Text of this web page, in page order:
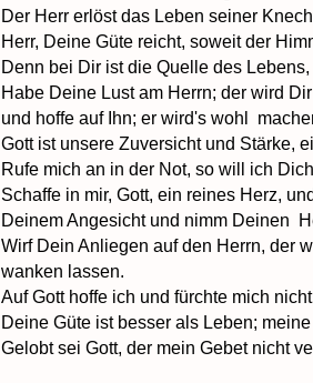
Der Herr erlöst das Leben seiner
Herr, Deine Güte reicht, soweit der
Denn bei Dir ist die Quelle des
Habe Deine Lust am Herrn; der wird
und hoffe auf Ihn; er wird's wohl
Gott ist unsere Zuversicht und Stärke,
Rufe mich an in der Not, so will ich
Schaffe in mir, Gott, ein reines Herz,
Deinem Angesicht und nimm Deinen
Wirf Dein Anliegen auf den Herrn, der
wanken lassen.
Auf Gott hoffe ich und fürchte mich
Deine Güte ist besser als Leben;
Gelobt sei Gott, der mein Gebet nicht